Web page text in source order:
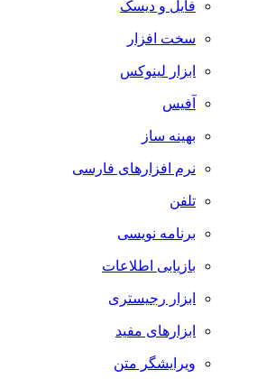
فایل و دیسک
سخت افزار
ابزار لینوکس
آفیس
بهینه ساز
نرم افزارهای فارسی
تلفن
برنامه نویسی
بازیابی اطلاعات
ابزار رجیستری
ابزارهای مفید
ویرایشگر متن